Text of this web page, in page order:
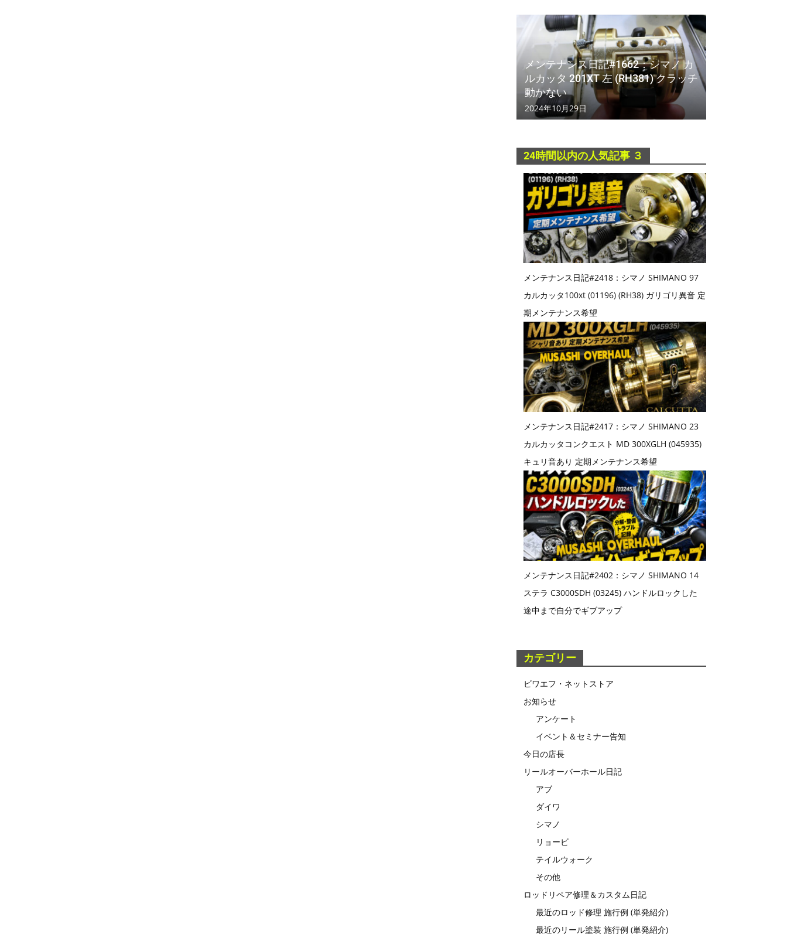
メンテナンス日記#1662：シマノ カ
ルカッタ 201XT 左 (RH381) クラッチ
動かない
2024年10月29日
24時間以内の人気記事 ３
メンテナンス日記#2418：シマノ SHIMANO 97
カルカッタ100xt (01196) (RH38) ガリゴリ異音 定
期メンテナンス希望
メンテナンス日記#2417：シマノ SHIMANO 23
カルカッタコンクエスト MD 300XGLH (045935)
キュリ音あり 定期メンテナンス希望
メンテナンス日記#2402：シマノ SHIMANO 14
ステラ C3000SDH (03245) ハンドルロックした
途中まで自分でギブアップ
カテゴリー
ビワエフ・ネットストア
お知らせ
アンケート
イベント＆セミナー告知
今日の店長
リールオーバーホール日記
アブ
ダイワ
シマノ
リョービ
テイルウォーク
その他
ロッドリペア修理＆カスタム日記
最近のロッド修理 施行例 (単発紹介)
最近のリール塗装 施行例 (単発紹介)